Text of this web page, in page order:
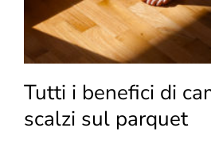
Tutti i benefici di
scalzi sul parquet